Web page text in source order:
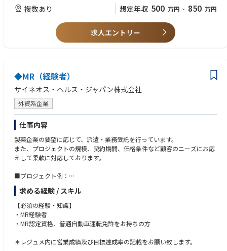
複数あり 想定年収 500 万円 ~ 850 万円
求人エントリー
◆MR（経験者）
サイネオス・ヘルス・ジャパン株式会社
外資系企業
仕事内容
製薬企業の要望に応じて、派遣・業務受託を行っています。
また、プロジェクトの規模、契約期間、価格条件など顧客のニーズにお応
えして柔軟に対応しております。
■プロジェクト例：
・各疾患領域（糖尿病、循環器、消化器、オンコロジー、希少疾患など）
に網羅的に対応
・製品（新薬、長期収載品、ジェネリック医薬品）の対応
施設（DPC病院、大学病院、基幹病院、保険薬局本部／店舗、特約店な
ど）の対応
・成果報酬型（KPI設定による価格変動型）
求める経験 / スキル
【必須の経験・知識】
・MR経験者
・MR認定資格、普通自動車運転免許をお持ちの方
＊レジュメ内に営業成績及び目標達成率の記載をお願い致します。